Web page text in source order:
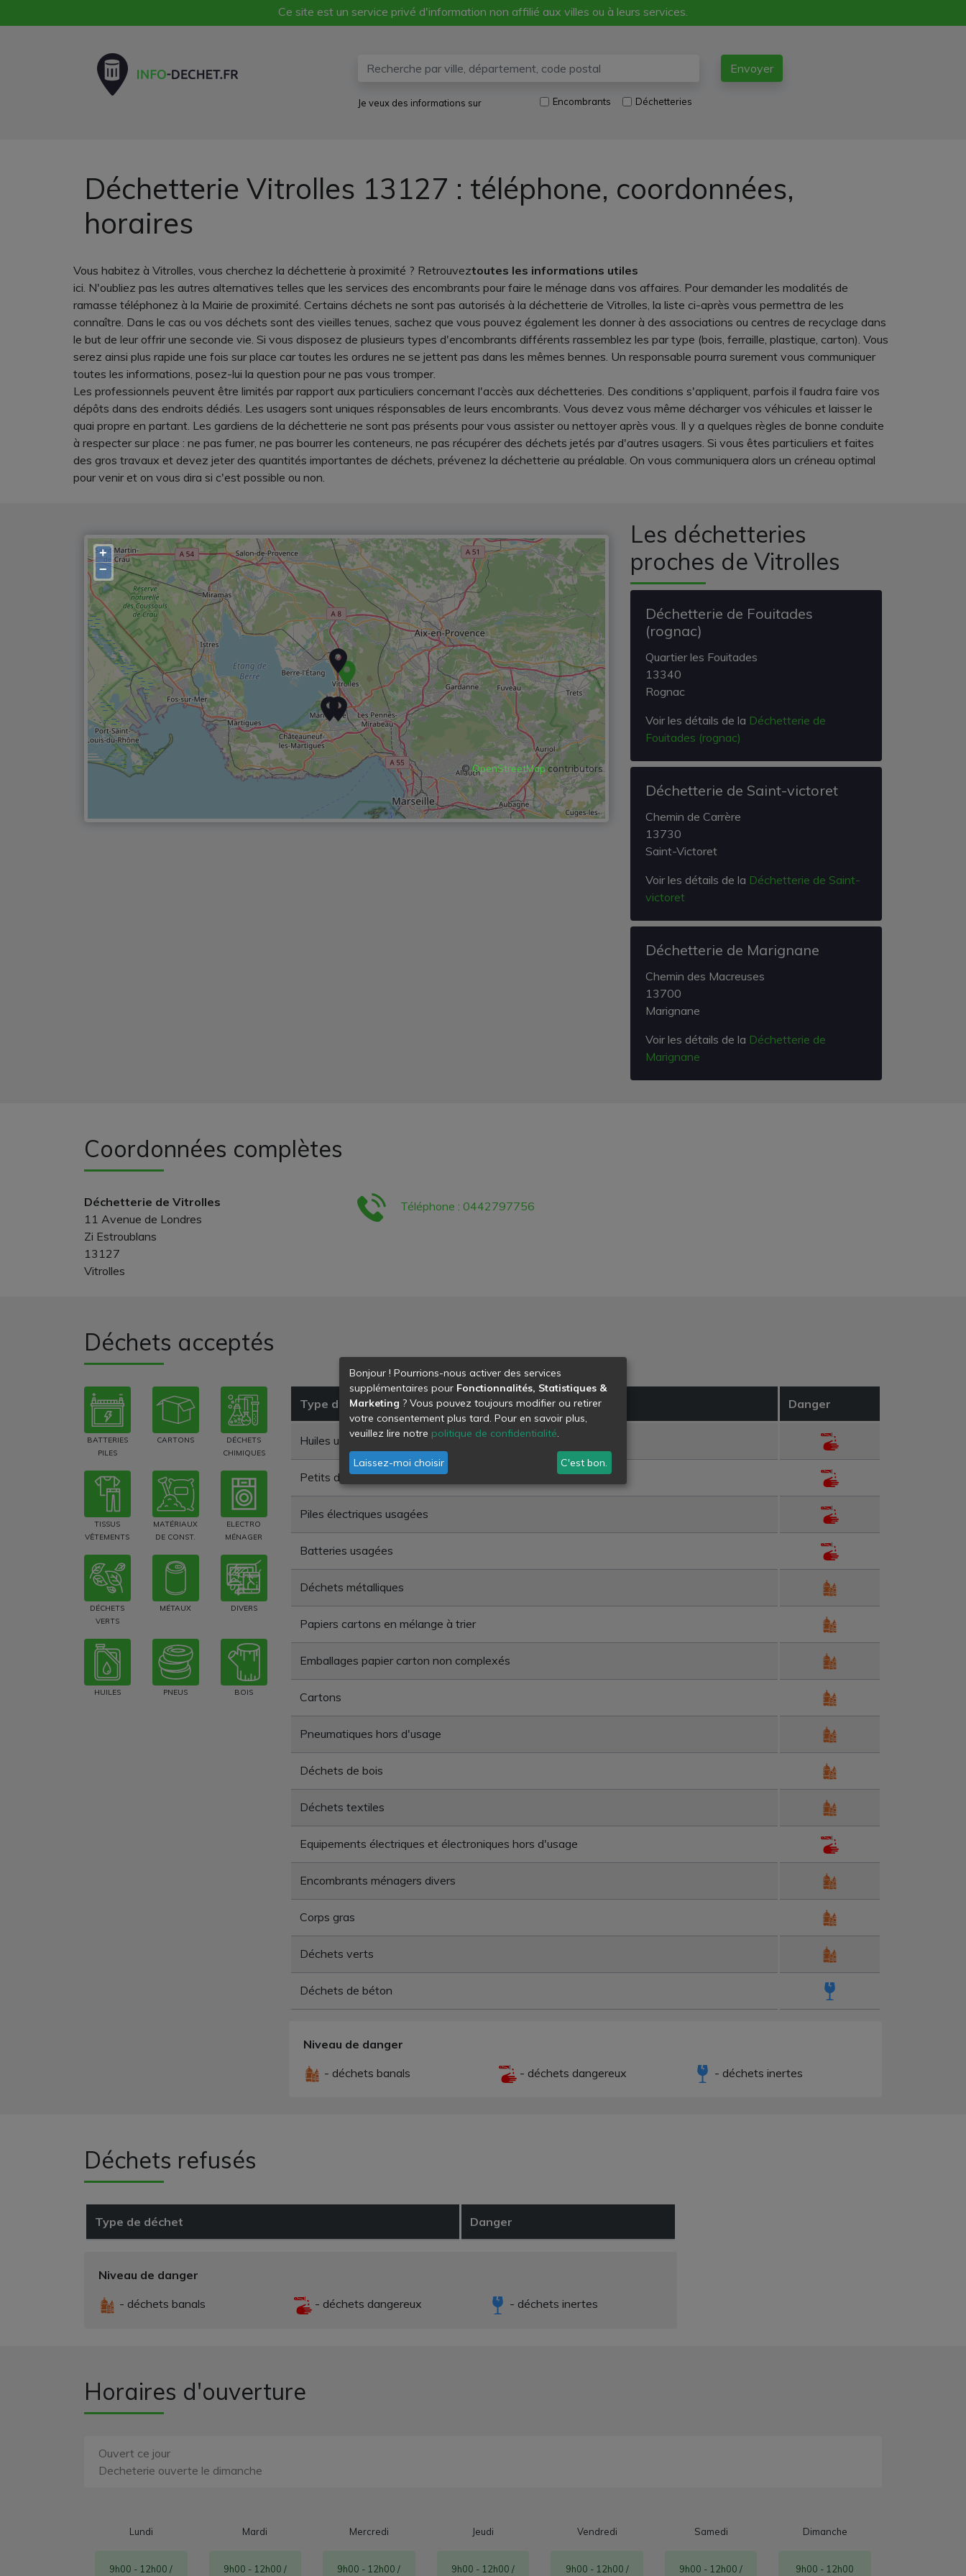
Ce site est un service privé d'information non affilié aux villes ou à leurs services.
Envoyer
Je veux des informations sur Encombrants Déchetteries
Déchetterie Vitrolles 13127 : téléphone, coordonnées,
horaires
Vous habitez à Vitrolles, vous cherchez la déchetterie à proximité ? Retrouveztoutes les informations utiles
ici. N'oubliez pas les autres alternatives telles que les services des encombrants pour faire le ménage dans vos affaires. Pour demander les modalités de
ramasse téléphonez à la Mairie de proximité. Certains déchets ne sont pas autorisés à la déchetterie de Vitrolles, la liste ci-après vous permettra de les
connaître. Dans le cas ou vos déchets sont des vieilles tenues, sachez que vous pouvez également les donner à des associations ou centres de recyclage dans
le but de leur offrir une seconde vie. Si vous disposez de plusieurs types d'encombrants différents rassemblez les par type (bois, ferraille, plastique, carton). Vous
serez ainsi plus rapide une fois sur place car toutes les ordures ne se jettent pas dans les mêmes bennes. Un responsable pourra surement vous communiquer
toutes les informations, posez-lui la question pour ne pas vous tromper.
Les professionnels peuvent être limités par rapport aux particuliers concernant l'accès aux déchetteries. Des conditions s'appliquent, parfois il faudra faire vos
dépôts dans des endroits dédiés. Les usagers sont uniques résponsables de leurs encombrants. Vous devez vous même décharger vos véhicules et laisser le
quai propre en partant. Les gardiens de la déchetterie ne sont pas présents pour vous assister ou nettoyer après vous. Il y a quelques règles de bonne conduite
à respecter sur place : ne pas fumer, ne pas bourrer les conteneurs, ne pas récupérer des déchets jetés par d'autres usagers. Si vous êtes particuliers et faites
des gros travaux et devez jeter des quantités importantes de déchets, prévenez la déchetterie au préalable. On vous communiquera alors un créneau optimal
pour venir et on vous dira si c'est possible ou non.
+
−
©OpenStreetMapcontributors
Les déchetteries
proches de Vitrolles
Déchetterie de Fouitades
(rognac)
Quartier les Fouitades
13340
Rognac
Voir les détails de la Déchetterie de
Fouitades (rognac)
Déchetterie de Saint-victoret
Chemin de Carrère
13730
Saint-Victoret
Voir les détails de la Déchetterie de Saint-
victoret
Déchetterie de Marignane
Chemin des Macreuses
13700
Marignane
Voir les détails de la Déchetterie de
Marignane
Coordonnées complètes
Déchetterie de Vitrolles
11 Avenue de Londres
Zi Estroublans
13127
Vitrolles
Téléphone : 0442797756
Déchets acceptés
BATTERIES
PILES
CARTONS
DÉCHETS
CHIMIQUES
TISSUS
VÊTEMENTS
MATÉRIAUX
DE CONST.
ELECTRO
MÉNAGER
DÉCHETS
VERTS
MÉTAUX DIVERS
HUILES PNEUS BOIS
Type de déchet Danger
Huiles usées
Petits déchets chimiques en mélange
Piles électriques usagées
Batteries usagées
Déchets métalliques
Papiers cartons en mélange à trier
Emballages papier carton non complexés
Cartons
Pneumatiques hors d'usage
Déchets de bois
Déchets textiles
Equipements électriques et électroniques hors d'usage
Encombrants ménagers divers
Corps gras
Déchets verts
Déchets de béton
Niveau de danger
- déchets banals
- déchets dangereux - déchets inertes
Déchets refusés
Type de déchet Danger
Niveau de danger
- déchets banals
- déchets dangereux - déchets inertes
Horaires d'ouverture
Ouvert ce jour
Decheterie ouverte le dimanche
Lundi
9h00 - 12h00 /
Mardi
9h00 - 12h00 /
Mercredi
9h00 - 12h00 /
Jeudi
9h00 - 12h00 /
Vendredi
9h00 - 12h00 /
Samedi
9h00 - 12h00 /
Dimanche
9h00 - 12h00
Bonjour ! Pourrions-nous activer des services
supplémentaires pour Fonctionnalités, Statistiques &
Marketing ? Vous pouvez toujours modifier ou retirer
votre consentement plus tard. Pour en savoir plus,
veuillez lire notre politique de confidentialité.
Laissez-moi choisir C'est bon.